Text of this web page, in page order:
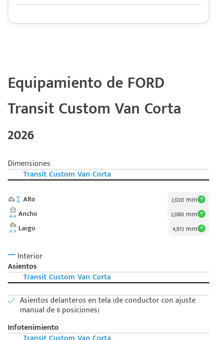
Equipamiento de FORD
Transit Custom Van Corta
2026
Dimensiones
Transit Custom Van Corta
Alto
2,020 mm
Ancho
2,080 mm
Largo
4,972 mm
Interior
Asientos
Transit Custom Van Corta
Asientos delanteros en tela (de conductor con ajuste
manual de 6 posiciones)
Infotenimiento